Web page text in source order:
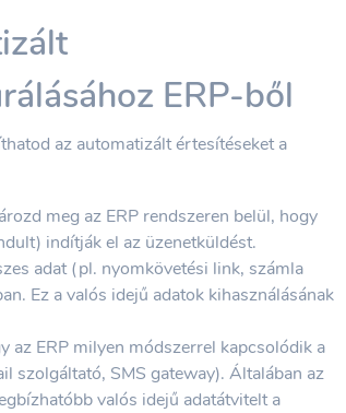
ERP-ből
az automatizált értesítéseket a
meg az ERP rendszeren belül, hogy
indítják el az üzenetküldést.
adat (pl. nyomkövetési link, számla
Ez a valós idejű adatok kihasználásának
az ERP milyen módszerrel kapcsolódik a
szolgáltató, SMS gateway). Általában az
valós idejű adatátvitelt a